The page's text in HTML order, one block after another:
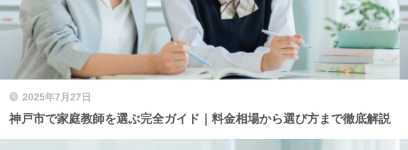
2025年7月27日
神戸市で家庭教師を選ぶ完全ガイド｜料金相場から選び方まで徹底解説